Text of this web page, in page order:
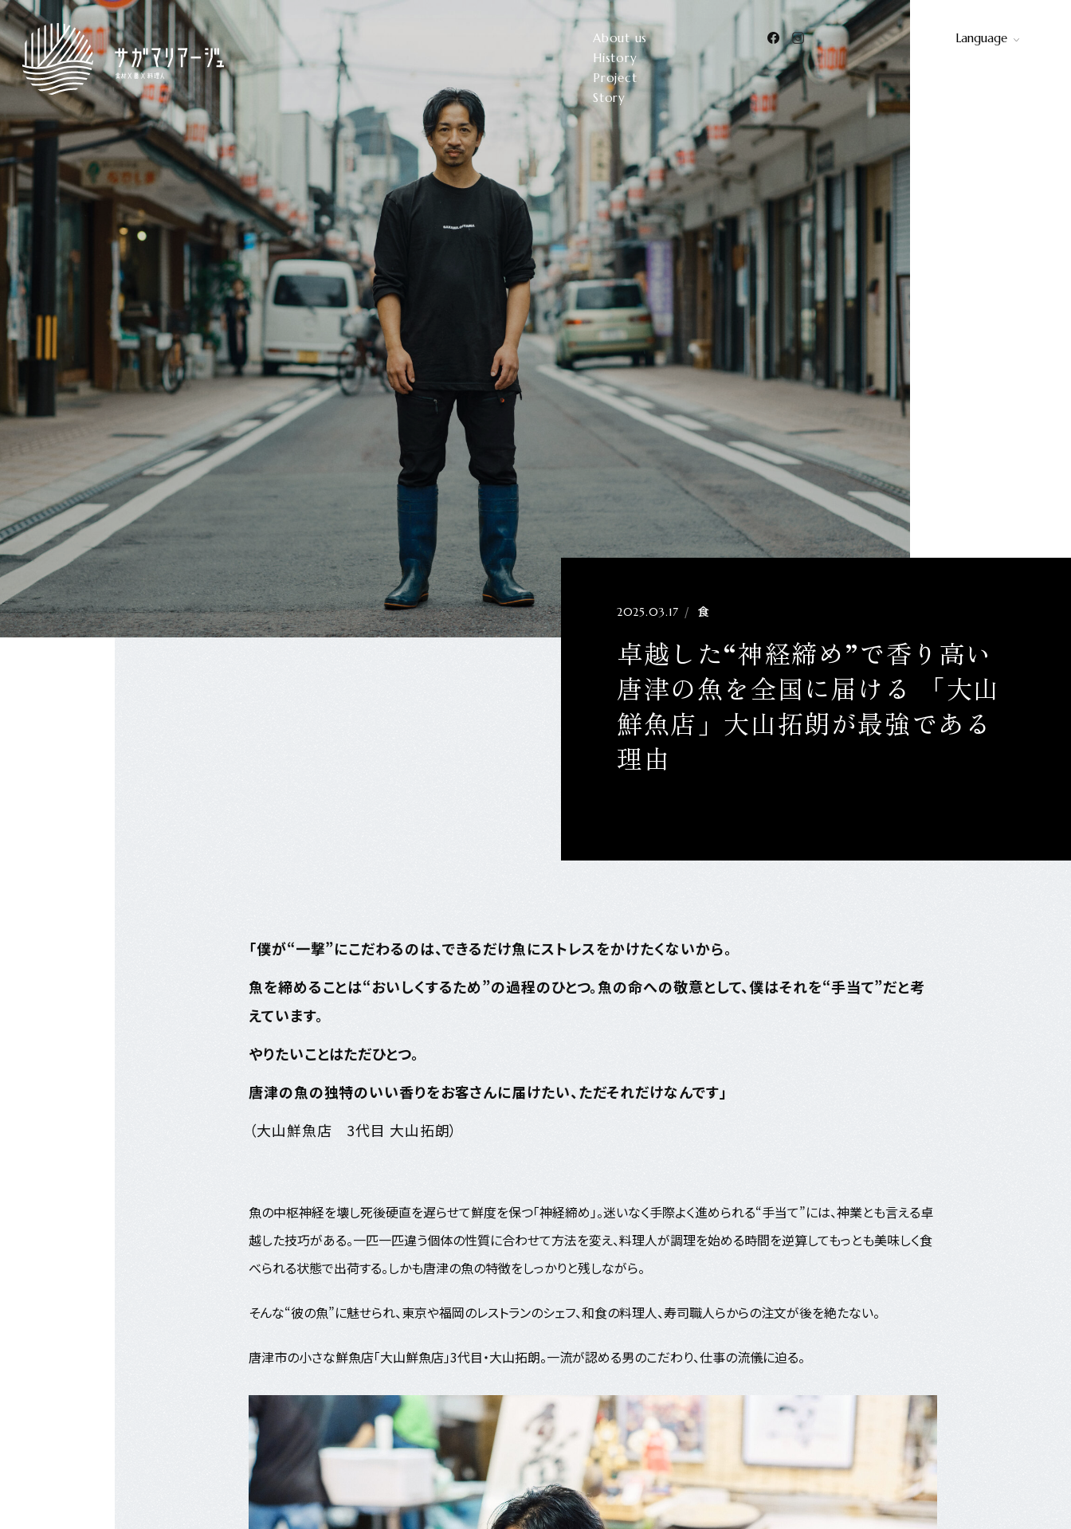
About us
History
Project
Story
Language
2025.03.17 食
卓越した“神経締め”で香り高い
唐津の魚を全国に届ける 「大山
鮮魚店」大山拓朗が最強である
理由
「僕が“一撃”にこだわるのは、できるだけ魚にストレスをかけたくないから。
魚を締めることは“おいしくするため”の過程のひとつ。魚の命への敬意として、僕はそれを“手当て”だと考
えています。
やりたいことはただひとつ。
唐津の魚の独特のいい香りをお客さんに届けたい、ただそれだけなんです」
（大山鮮魚店 3代目 大山拓朗）
魚の中枢神経を壊し死後硬直を遅らせて鮮度を保つ「神経締め」。迷いなく手際よく進められる“手当て”には、神業とも言える卓
越した技巧がある。一匹一匹違う個体の性質に合わせて方法を変え、料理人が調理を始める時間を逆算してもっとも美味しく食
べられる状態で出荷する。しかも唐津の魚の特徴をしっかりと残しながら――。
そんな“彼の魚”に魅せられ、東京や福岡のレストランのシェフ、和食の料理人、寿司職人らからの注文が後を絶たない。
唐津市の小さな鮮魚店「大山鮮魚店」3代目・大山拓朗。一流が認める男のこだわり、仕事の流儀に迫る。